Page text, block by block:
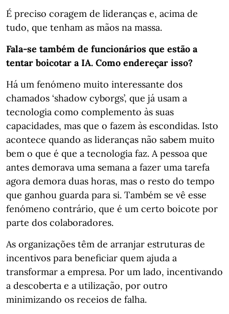
É preciso coragem de lideranças e, acima de
tudo, que tenham as mãos na massa.
Fala-se também de funcionários que estão a
tentar boicotar a IA. Como endereçar isso?
Há um fenómeno muito interessante dos
chamados ‘shadow cyborgs’, que já usam a
tecnologia como complemento às suas
capacidades, mas que o fazem às escondidas. Isto
acontece quando as lideranças não sabem muito
bem o que é que a tecnologia faz. A pessoa que
antes demorava uma semana a fazer uma tarefa
agora demora duas horas, mas o resto do tempo
que ganhou guarda para si. Também se vê esse
fenómeno contrário, que é um certo boicote por
parte dos colaboradores.
As organizações têm de arranjar estruturas de
incentivos para beneficiar quem ajuda a
transformar a empresa. Por um lado, incentivando
a descoberta e a utilização, por outro
minimizando os receios de falha.